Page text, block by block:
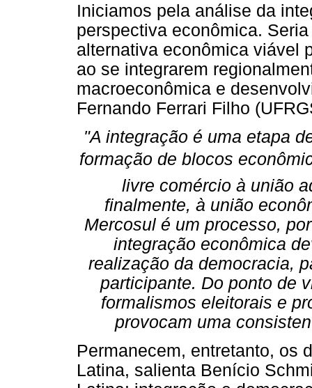
Iniciamos pela análise da
perspectiva econômica.
alternativa econômica viável
ao se integrarem
macroeconômica e
Fernando Ferrari Filho
"A integração é uma etapa
formação de blocos
livre comércio à união
finalmente, à união
Mercosul é um processo,
integração econômica
realização da democracia,
participante. Do ponto de
formalismos eleitorais e
provocam uma
Permanecem, entretanto, os
Latina, salienta Benício